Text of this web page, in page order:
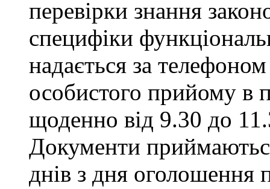
перевірки знання
специфіки
надається за
особистого прийому в
щоденно від 9.30 до
Документи
днів з дня оголошення